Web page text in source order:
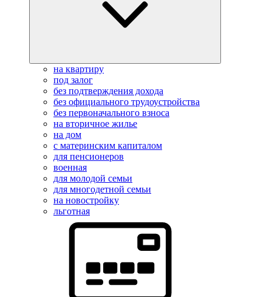
на квартиру
под залог
без подтверждения дохода
без официального трудоустройства
без первоначального взноса
на вторичное жилье
на дом
с материнским капиталом
для пенсионеров
военная
для молодой семьи
для многодетной семьи
на новостройку
льготная